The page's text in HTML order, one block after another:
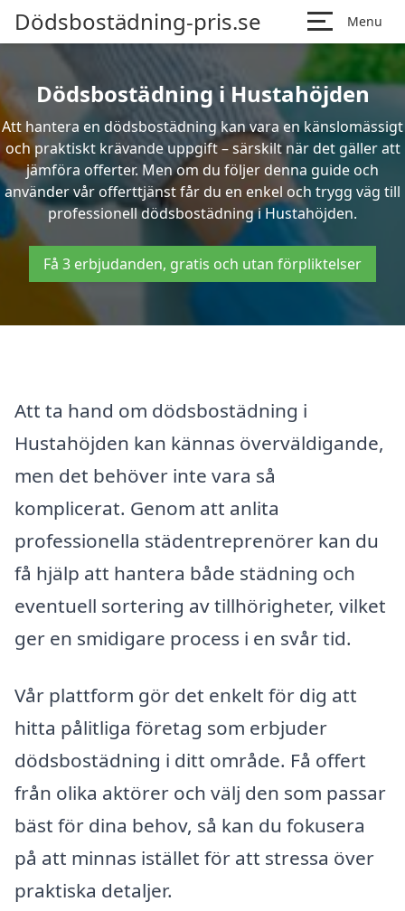
Dödsbostädning-pris.se Menu
Dödsbostädning i Hustahöjden
Att hantera en dödsbostädning kan vara en känslomässigt
och praktiskt krävande uppgift – särskilt när det gäller att
jämföra offerter. Men om du följer denna guide och
använder vår offerttjänst får du en enkel och trygg väg till
professionell dödsbostädning i Hustahöjden.
Få 3 erbjudanden, gratis och utan förpliktelser
Att ta hand om dödsbostädning i
Hustahöjden kan kännas överväldigande,
men det behöver inte vara så
komplicerat. Genom att anlita
professionella städentreprenörer kan du
få hjälp att hantera både städning och
eventuell sortering av tillhörigheter, vilket
ger en smidigare process i en svår tid.
Vår plattform gör det enkelt för dig att
hitta pålitliga företag som erbjuder
dödsbostädning i ditt område. Få offert
från olika aktörer och välj den som passar
bäst för dina behov, så kan du fokusera
på att minnas istället för att stressa över
praktiska detaljer.